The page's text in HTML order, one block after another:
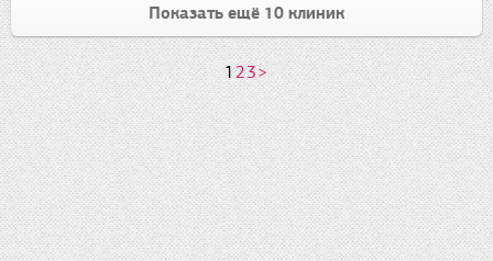
Показать ещё 10 клиник
123>